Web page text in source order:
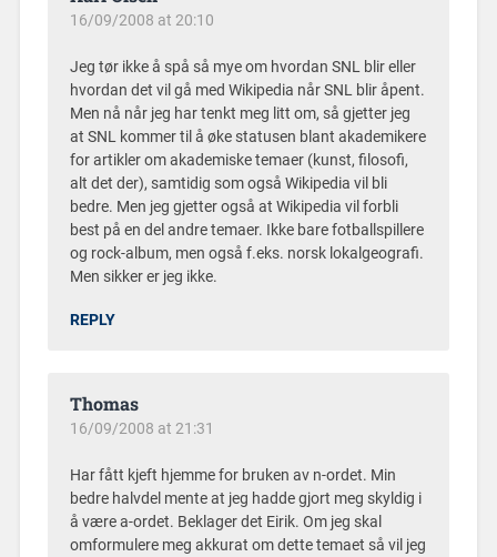
16/09/2008 at 20:10
Jeg tør ikke å spå så mye om hvordan SNL blir eller
hvordan det vil gå med Wikipedia når SNL blir åpent.
Men nå når jeg har tenkt meg litt om, så gjetter jeg
at SNL kommer til å øke statusen blant akademikere
for artikler om akademiske temaer (kunst, filosofi,
alt det der), samtidig som også Wikipedia vil bli
bedre. Men jeg gjetter også at Wikipedia vil forbli
best på en del andre temaer. Ikke bare fotballspillere
og rock-album, men også f.eks. norsk lokalgeografi.
Men sikker er jeg ikke.
REPLY
Thomas
16/09/2008 at 21:31
Har fått kjeft hjemme for bruken av n-ordet. Min
bedre halvdel mente at jeg hadde gjort meg skyldig i
å være a-ordet. Beklager det Eirik. Om jeg skal
omformulere meg akkurat om dette temaet så vil jeg